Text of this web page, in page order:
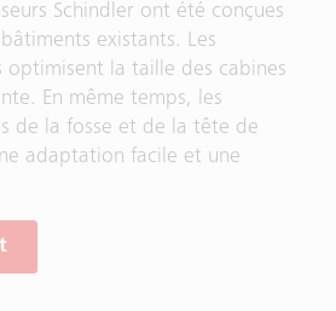
Schindler ont été conçues
existants. Les
optimisent la taille des cabines
En même temps, les
de la fosse et de la tête de
adaptation facile et une